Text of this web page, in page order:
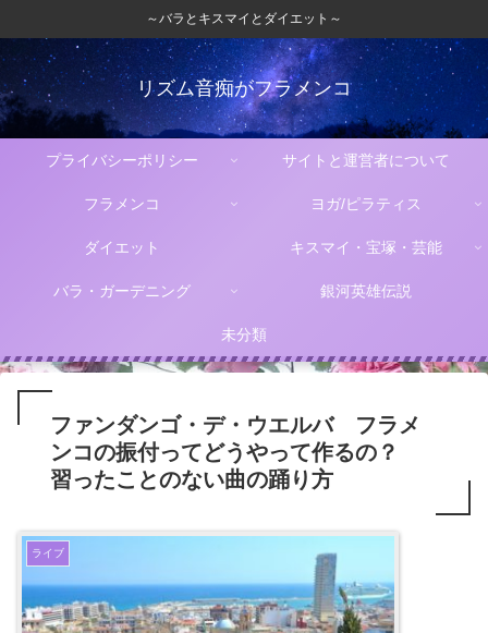
～バラとキスマイとダイエット～
リズム音痴がフラメンコ
プライバシーポリシー サイトと運営者について
フラメンコ ヨガ/ピラティス
ダイエット キスマイ・宝塚・芸能
バラ・ガーデニング 銀河英雄伝説
未分類
ファンダンゴ・デ・ウエルバ フラメ
ンコの振付ってどうやって作るの？
習ったことのない曲の踊り方
ライブ